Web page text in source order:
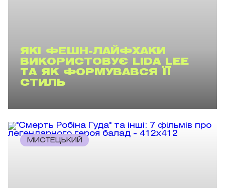
ЯКІ ФЕШН-ЛАЙФХАКИ
ВИКОРИСТОВУЄ LIDA LEE
ТА ЯК ФОРМУВАВСЯ ЇЇ
СТИЛЬ
МИСТЕЦЬКИЙ